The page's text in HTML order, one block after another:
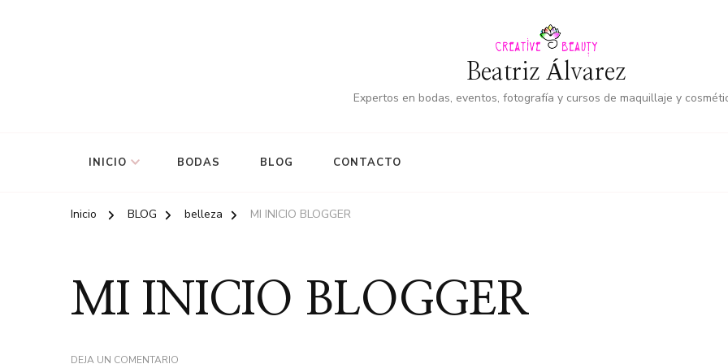
Beatriz Álvarez
Expertos en bodas, eventos, fotografía y cursos de maquillaje y
INICIO BODAS BLOG CONTACTO
Inicio BLOG belleza MI INICIO BLOGGER
MI INICIO BLOGGER
DEJA UN COMENTARIO